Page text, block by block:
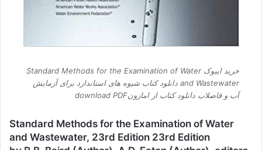
خرید ایبوک Standard Methods for the Examination of Water
and Wastewater دانلود کتاب شیوه های استاندارد برای آزمایش
آب و فاضلاب دانلود کتاب از امازونdownload PDF
Standard Methods for the Examination of Water
and Wastewater, 23rd Edition 23rd Edition